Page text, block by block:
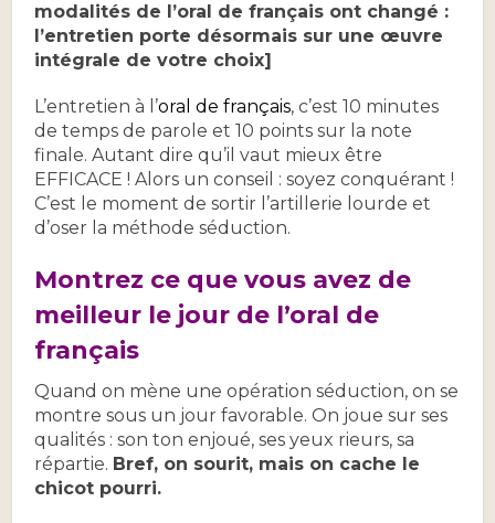
modalités de l’oral de français ont changé :
l’entretien porte désormais sur une œuvre
intégrale de votre choix]
L’entretien à l’oral de français, c’est 10 minutes
de temps de parole et 10 points sur la note
finale. Autant dire qu’il vaut mieux être
EFFICACE ! Alors un conseil : soyez conquérant !
C’est le moment de sortir l’artillerie lourde et
d’oser la méthode séduction.
Montrez ce que vous avez de
meilleur le jour de l’oral de
français
Quand on mène une opération séduction, on se
montre sous un jour favorable. On joue sur ses
qualités : son ton enjoué, ses yeux rieurs, sa
répartie. Bref, on sourit, mais on cache le
chicot pourri.